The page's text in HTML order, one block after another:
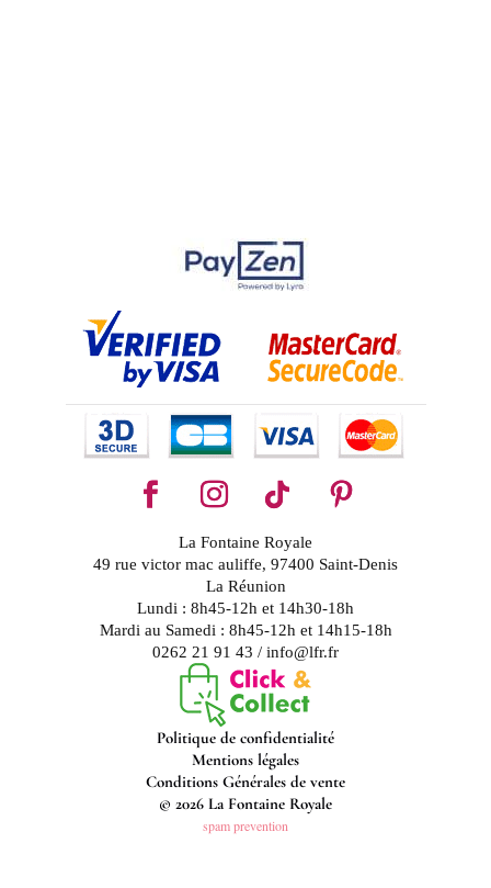
La Fontaine Royale
49 rue victor mac auliffe, 97400 Saint-Denis
La Réunion
Lundi : 8h45-12h et 14h30-18h
Mardi au Samedi : 8h45-12h et 14h15-18h
0262 21 91 43 / info@lfr.fr
Politique de confidentialité
Mentions légales
Conditions Générales de vente
© 2026 La Fontaine Royale
spam prevention